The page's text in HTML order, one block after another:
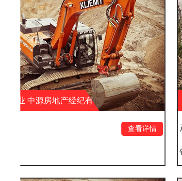
广东中源实业 中源
限公司 中源户外广告
产品展示十